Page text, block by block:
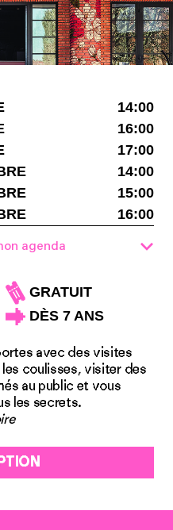
14:00
16:00
17:00
14:00
15:00
16:00
agenda
GRATUIT
DÈS 7 ANS
avec des visites
cou­lisses, visiter des
au public et vous
les secrets.